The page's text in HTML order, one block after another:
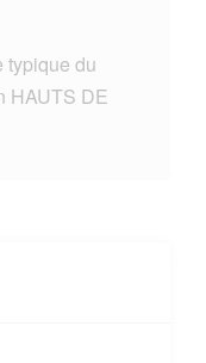
typique du
HAUTS DE